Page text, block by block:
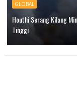
GLOBAL
Houthi Serang Kilang
Tinggi